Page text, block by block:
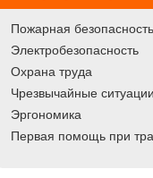
Пожарная безопасность
Электробезопасность
Охрана труда
Чрезвычайные ситуации
Эргономика
Первая помощь при